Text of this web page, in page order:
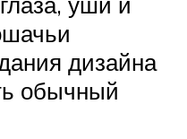
дизайна
обычный